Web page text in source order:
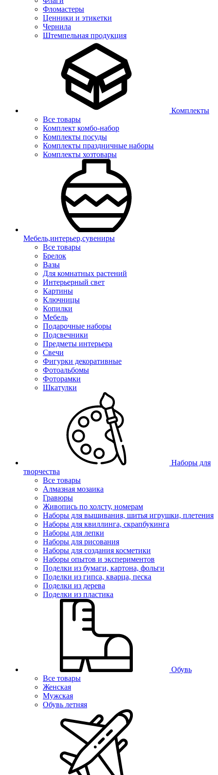
Фломастеры
Ценники и этикетки
Чернила
Штемпельная продукция
Комплекты
Все товары
Комплект комбо-набор
Комплекты посуды
Комплекты праздничные наборы
Комплекты хозтовары
Мебель,интерьер,сувениры
Все товары
Брелок
Вазы
Для комнатных растений
Интерьерный свет
Картины
Ключницы
Копилки
Мебель
Подарочные наборы
Подсвечники
Предметы интерьера
Свечи
Фигурки декоративные
Фотоальбомы
Фоторамки
Шкатулки
Наборы для
творчества
Все товары
Алмазная мозаика
Гравюры
Живопись по холсту, номерам
Наборы для вышивания, шитья игрушки, плетения
Наборы для квиллинга, скрапбукинга
Наборы для лепки
Наборы для рисования
Наборы для создания косметики
Наборы опытов и экспериментов
Поделки из бумаги, картона, фольги
Поделки из гипса, кварца, песка
Поделки из дерева
Поделки из пластика
Обувь
Все товары
Женская
Мужская
Обувь летняя